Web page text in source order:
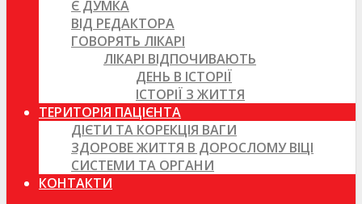
Є ДУМКА
ВІД РЕДАКТОРА
ГОВОРЯТЬ ЛІКАРІ
ЛІКАРІ ВІДПОЧИВАЮТЬ
ДЕНЬ В ІСТОРІЇ
ІСТОРІЇ З ЖИТТЯ
ТЕРИТОРІЯ ПАЦІЄНТА
ДІЄТИ ТА КОРЕКЦІЯ ВАГИ
ЗДОРОВЕ ЖИТТЯ В ДОРОСЛОМУ ВІЦІ
СИСТЕМИ ТА ОРГАНИ
КОНТАКТИ